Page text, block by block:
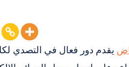
يقدم دور فعال في التصدي